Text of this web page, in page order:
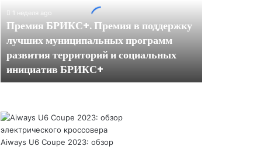
лучших
муниципальных
программ
развития
территорий
и
БРИКС+
1 неделя ago
Премия БРИКС+. Премия в поддержку
лучших муниципальных программ
развития территорий и социальных
инициатив БРИКС+
Aiways U6 Coupe 2023: обзор